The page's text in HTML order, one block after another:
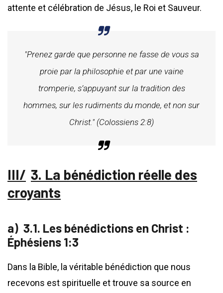
attente et célébration de Jésus, le Roi et Sauveur.
"Prenez garde que personne ne fasse de vous sa
proie par la philosophie et par une vaine
tromperie, s’appuyant sur la tradition des
hommes, sur les rudiments du monde, et non sur
Christ." (Colossiens 2:8)
3. La bénédiction réelle des
croyants
3.1. Les bénédictions en Christ :
Éphésiens 1:3
Dans la Bible, la véritable bénédiction que nous
recevons est spirituelle et trouve sa source en